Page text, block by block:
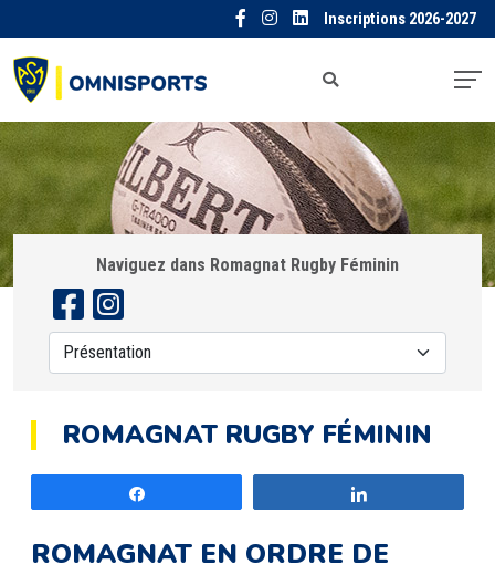
Inscriptions 2026-2027
Naviguez dans Romagnat Rugby Féminin
ROMAGNAT RUGBY FÉMININ
ROMAGNAT EN ORDRE DE